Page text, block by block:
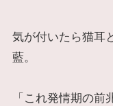
気が付いたら猫耳
藍。
「これ発情期の